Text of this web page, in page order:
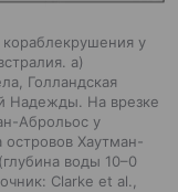
у
а)
Голландская
Надежды. На врезке
Аброльос у
Хаутман-
воды 10–0
Clarke et al.,